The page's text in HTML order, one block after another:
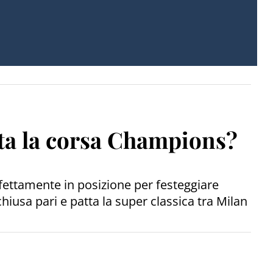
la corsa Champions?
in posizione per festeggiare
pari e patta la super classica tra Milan